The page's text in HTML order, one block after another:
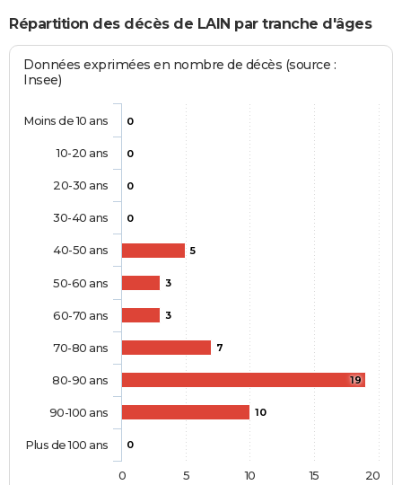
Répartition des décès de LAIN par tranche d'âges
Données exprimées en nombre de décès (source :
Insee)
0
0
0
0
5
3
3
7
19
10
0
Moins de 10 ans
10-20 ans
20-30 ans
30-40 ans
40-50 ans
50-60 ans
60-70 ans
70-80 ans
80-90 ans
90-100 ans
Plus de 100 ans
0 5 10 15 20